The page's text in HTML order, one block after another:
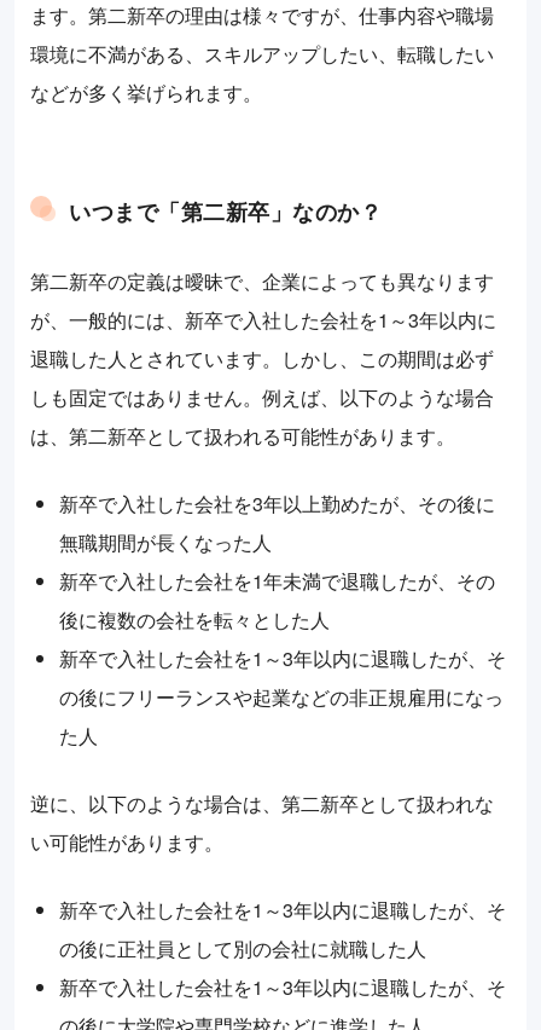
ます。第二新卒の理由は様々ですが、仕事内容や職場
環境に不満がある、スキルアップしたい、転職したい
などが多く挙げられます。
いつまで「第二新卒」なのか？
第二新卒の定義は曖昧で、企業によっても異なります
が、一般的には、新卒で入社した会社を1～3年以内に
退職した人とされています。しかし、この期間は必ず
しも固定ではありません。例えば、以下のような場合
は、第二新卒として扱われる可能性があります。
新卒で入社した会社を3年以上勤めたが、その後に
無職期間が長くなった人
新卒で入社した会社を1年未満で退職したが、その
後に複数の会社を転々とした人
新卒で入社した会社を1～3年以内に退職したが、そ
の後にフリーランスや起業などの非正規雇用になっ
た人
逆に、以下のような場合は、第二新卒として扱われな
い可能性があります。
新卒で入社した会社を1～3年以内に退職したが、そ
の後に正社員として別の会社に就職した人
新卒で入社した会社を1～3年以内に退職したが、そ